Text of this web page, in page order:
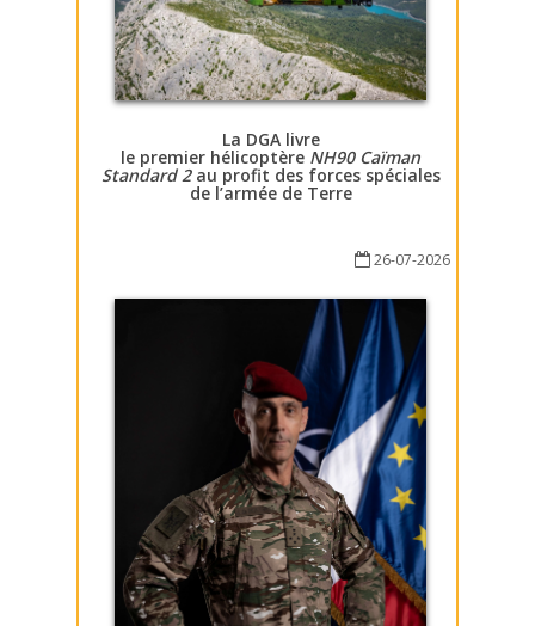
La DGA livre
le premier hélicoptère NH90 Caïman
Standard 2au profit des forces spéciales
de l’armée de Terre
26-07-2026